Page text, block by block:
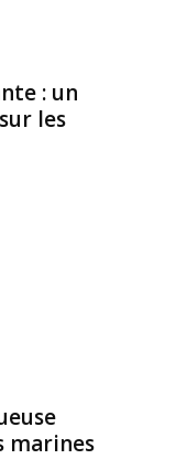
: un
les
marines